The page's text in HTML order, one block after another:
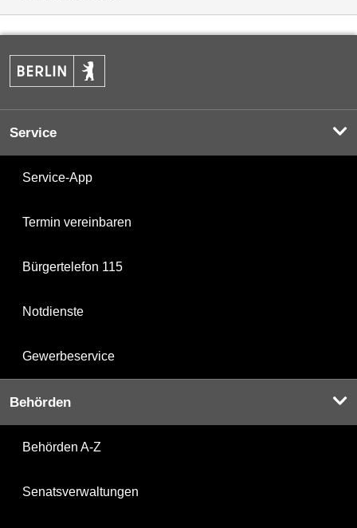
Service
Service-App
Termin vereinbaren
Bürgertelefon 115
Notdienste
Gewerbeservice
Behörden
Behörden A-Z
Senatsverwaltungen